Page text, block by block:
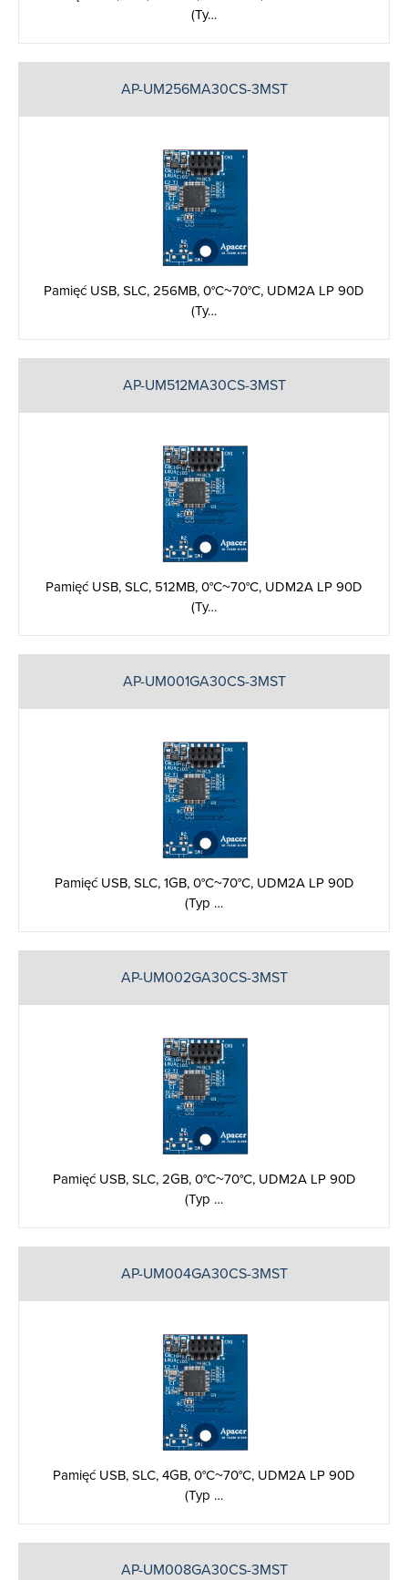
(Ty…
AP-UM256MA30CS-3MST
Pamięć USB, SLC, 256MB, 0°C~70°C, UDM2A LP 90D
(Ty…
AP-UM512MA30CS-3MST
Pamięć USB, SLC, 512MB, 0°C~70°C, UDM2A LP 90D
(Ty…
AP-UM001GA30CS-3MST
Pamięć USB, SLC, 1GB, 0°C~70°C, UDM2A LP 90D
(Typ …
AP-UM002GA30CS-3MST
Pamięć USB, SLC, 2GB, 0°C~70°C, UDM2A LP 90D
(Typ …
AP-UM004GA30CS-3MST
Pamięć USB, SLC, 4GB, 0°C~70°C, UDM2A LP 90D
(Typ …
AP-UM008GA30CS-3MST